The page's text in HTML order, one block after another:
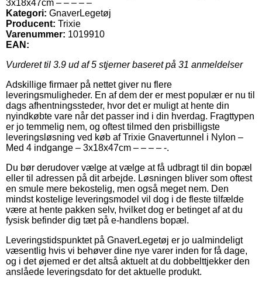
3x18x47cm – – – – –
Kategori: GnaverLegetøj
Producent: Trixie
Varenummer: 1019910
EAN:
Vurderet til 3.9 ud af 5 stjerner baseret på 31 anmeldelser
Adskillige firmaer på nettet giver nu flere
leveringsmuligheder. En af dem der er mest populær er nu til
dags afhentningssteder, hvor det er muligt at hente din
nyindkøbte vare når det passer ind i din hverdag. Fragttypen
er jo temmelig nem, og oftest tilmed den prisbilligste
leveringsløsning ved køb af Trixie Gnavertunnel i Nylon –
Med 4 indgange – 3x18x47cm – – – – -.
Du bør derudover vælge at vælge at få udbragt til din bopæl
eller til adressen på dit arbejde. Løsningen bliver som oftest
en smule mere bekostelig, men også meget nem. Den
mindst kostelige leveringsmodel vil dog i de fleste tilfælde
være at hente pakken selv, hvilket dog er betinget af at du
fysisk befinder dig tæt på e-handlens bopæl.
Leveringstidspunktet på GnaverLegetøj er jo ualmindeligt
væsentlig hvis vi behøver dine nye varer inden for få dage,
og i det øjemed er det altså aktuelt at du dobbelttjekker den
anslåede leveringsdato for det aktuelle produkt.